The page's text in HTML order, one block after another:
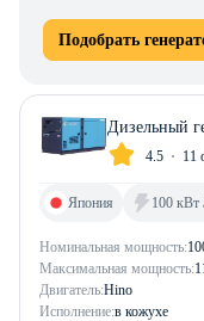
Подобрать
Дизельный
4.5 11
Номинальная мощность:
Максимальная мощность:
Двигатель:Hino
Исполнение:в кожухе
Япония 100 кВт